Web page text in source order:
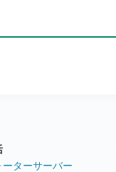
ーターサーバー